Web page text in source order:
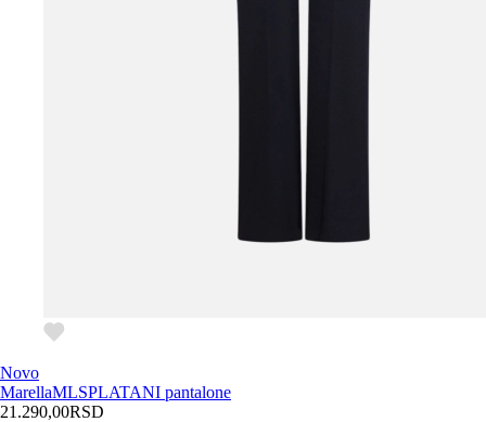
Novo
MarellaMLSPLATANI pantalone
21.290,00RSD